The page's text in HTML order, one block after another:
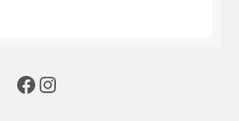
Facebook
Instagram